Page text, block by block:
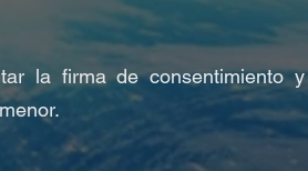
la firma de consentimiento y